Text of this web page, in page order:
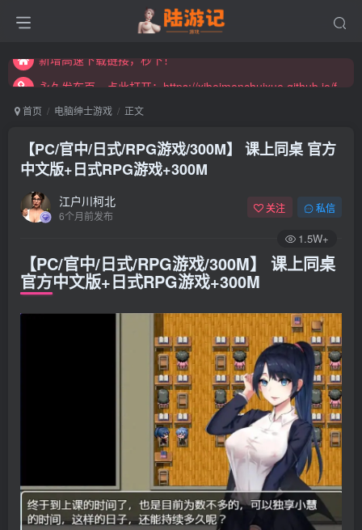
永久发布页，点此打开：https://xibeimenchuixue.github.io/fabuye/
首页 电脑绅士游戏 正文
【PC/官中/日式/RPG游戏/300M】 课上同桌 官方
中文版+日式RPG游戏+300M
江户川柯北
6个月前发布
关注 私信
1.5W+
【PC/官中/日式/RPG游戏/300M】 课上同桌
官方中文版+日式RPG游戏+300M